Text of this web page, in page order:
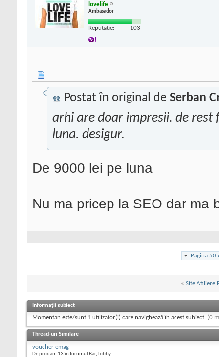
lovelife
Ambasador
Reputatie: 103
Postat în original de Serban
arhi are doar impresii. de rest
luna. desigur.
De 9000 lei pe luna
Nu ma pricep la SEO dar ma
Pagina 50
« Site Afiliere
Informații subiect
Momentan este/sunt 1 utilizator(i) care navighează în acest subiect. (0
Thread-uri Similare
voucher emag
De prodan_13 în forumul Bar, lobby...